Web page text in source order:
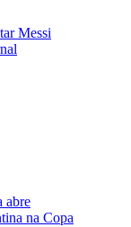
Messi
abre
na Copa